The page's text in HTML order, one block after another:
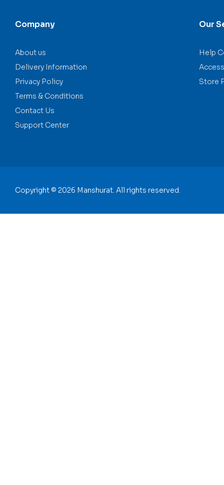
Company
About us
Delivery Information
Privacy Policy
Terms & Conditions
Contact Us
Support Center
Our
Help
Store
Copyright © 2026 Manshurat. All rights reserved.